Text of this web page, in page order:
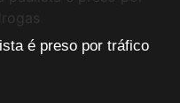
é preso por tráfico